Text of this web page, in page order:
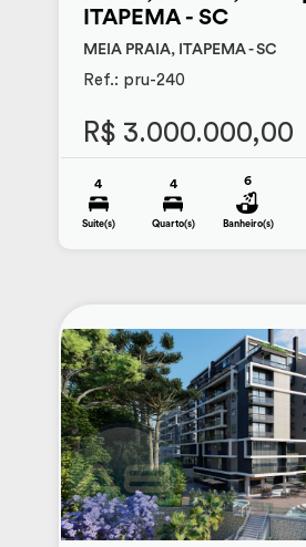
ITAPEMA - SC
MEIA PRAIA, ITAPEMA - SC
Ref.: pru-240
R$ 3.000.000,00
4
Suite(s)
4
Quarto(s)
6
Banheiro(s)